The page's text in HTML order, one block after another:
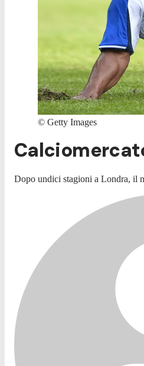
© Getty Images
Dopo undici stagioni a Londra, il